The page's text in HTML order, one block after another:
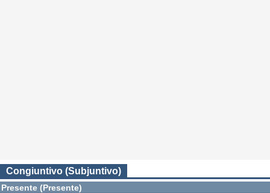
Congiuntivo (Subjuntivo)
Presente (Presente)